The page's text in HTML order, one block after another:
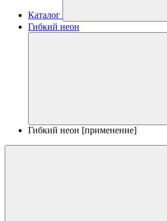
Каталог
Гибкий неон
Гибкий неон [применение]